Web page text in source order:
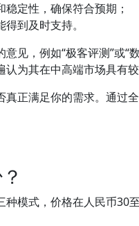
定性，确保符合预期；
到及时支持。
见，例如“极客评测”或
为其在中高端市场具有
正满足你的需求。通
模式，价格在人民币